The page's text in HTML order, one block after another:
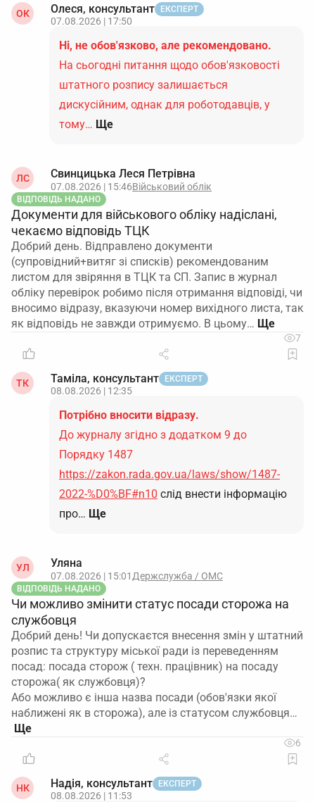
ОК Олеся, консультант ЕКСПЕРТ
07.08.2026 | 17:50
Ні, не обов'язково, але рекомендовано.
На сьогодні питання щодо обов'язковості
штатного розпису залишається
дискусійним, однак для роботодавців, у
тому… Ще
ЛС Свинцицька Леся Петрівна
07.08.2026 | 15:46Військовий облік
ВІДПОВІДЬ НАДАНО
Документи для військового обліку надіслані,
чекаємо відповідь ТЦК
Добрий день. Відправлено документи
(супровідний+витяг зі списків) рекомендованим
листом для звіряння в ТЦК та СП. Запис в журнал
обліку перевірок робимо після отримання відповіді, чи
вносимо відразу, вказуючи номер вихідного листа, так
як відповідь не завжди отримуємо. В цьому…
7
ТК Таміла, консультант ЕКСПЕРТ
08.08.2026 | 12:35
Потрібно вносити відразу.
До журналу згідно з додатком 9 до
Порядку 1487
https://zakon.rada.gov.ua/laws/show/1487-
2022-%D0%BF#n10 слід внести інформацію
про… Ще
УЛ Уляна
07.08.2026 | 15:01 Держслужба / ОМС
ВІДПОВІДЬ НАДАНО
Чи можливо змінити статус посади сторожа на
службовця
Добрий день! Чи допускаєтся внесення змін у штатний
розпис та структуру міської ради із переведенням
посад: посада сторож ( техн. працівник) на посаду
сторожа( як службовця)?
Або можливо є інша назва посади (обов'язки якої
наближені як в сторожа), але із статусом службовця…
6
НК Надія, консультант ЕКСПЕРТ
08.08.2026 | 11:53